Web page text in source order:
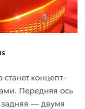
концепт-
Передняя ось
— двумя